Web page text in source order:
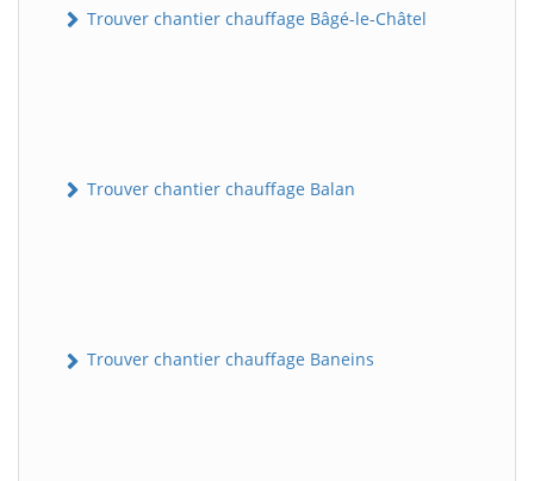
Trouver chantier chauffage Bâgé-le-Châtel
Trouver chantier chauffage Balan
Trouver chantier chauffage Baneins